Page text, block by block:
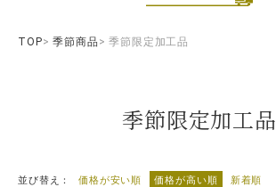
TOP 季節商品 季節限定加工品
季節限定加工品
並び替え 価格が安い順 価格が高い順 新着順